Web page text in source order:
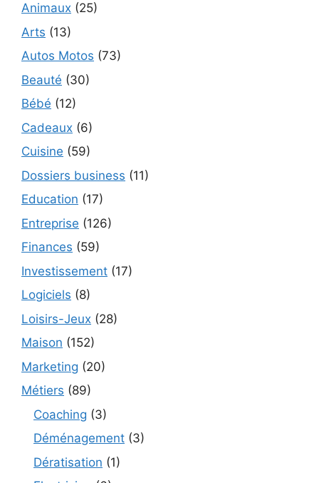
Animaux (25)
Arts (13)
Autos Motos (73)
Beauté (30)
Bébé (12)
Cadeaux (6)
Cuisine (59)
Dossiers business (11)
Education (17)
Entreprise (126)
Finances (59)
Investissement (17)
Logiciels (8)
Loisirs-Jeux (28)
Maison (152)
Marketing (20)
Métiers (89)
Coaching (3)
Déménagement (3)
Dératisation (1)